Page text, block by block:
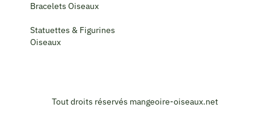
Bracelets Oiseaux
Statuettes & Figurines
Oiseaux
Tout droits réservés mangeoire-oiseaux.net